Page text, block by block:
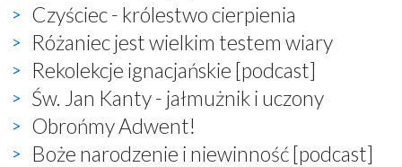
Czyściec - królestwo cierpienia
Różaniec jest wielkim testem wiary
Rekolekcje ignacjańskie [podcast]
Św. Jan Kanty - jałmużnik i uczony
Obrońmy Adwent!
Boże narodzenie i niewinność [podcast]